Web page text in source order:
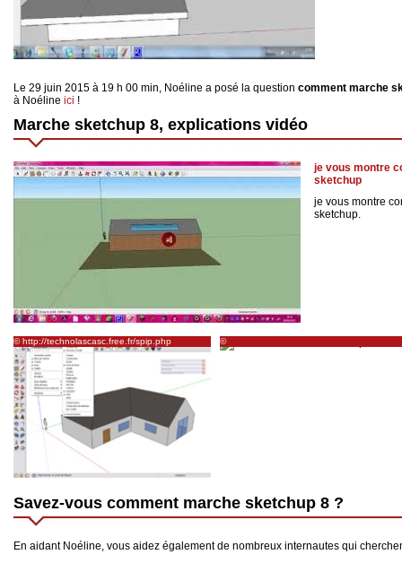
Le 29 juin 2015 à 19 h 00 min, Noéline a posé la question comment marche
à Noéline ici !
Marche sketchup 8, explications vidéo
je vous montre
sketchup
je vous montre
sketchup.
© http://technolascasc.free.fr/spip.php
©
http://www.commentcamarche.net/
Savez-vous comment marche sketchup 8 ?
En aidant Noéline, vous aidez également de nombreux internautes qui